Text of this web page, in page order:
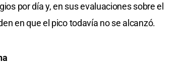
por día y, en sus evaluaciones sobre el
en que el pico todavía no se alcanzó.